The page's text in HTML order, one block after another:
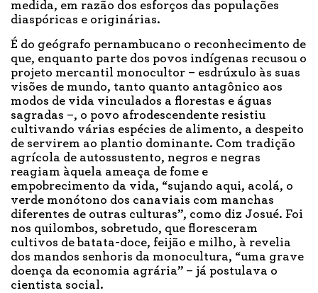
medida, em razão dos esforços das populações
diaspóricas e originárias.
É do geógrafo pernambucano o reconhecimento de
que, enquanto parte dos povos indígenas recusou o
projeto mercantil monocultor – esdrúxulo às suas
visões de mundo, tanto quanto antagônico aos
modos de vida vinculados a florestas e águas
sagradas –, o povo afrodescendente resistiu
cultivando várias espécies de alimento, a despeito
de servirem ao plantio dominante. Com tradição
agrícola de autossustento, negros e negras
reagiam àquela ameaça de fome e
empobrecimento da vida, “sujando aqui, acolá, o
verde monótono dos canaviais com manchas
diferentes de outras culturas”, como diz Josué. Foi
nos quilombos, sobretudo, que floresceram
cultivos de batata-doce, feijão e milho, à revelia
dos mandos senhoris da monocultura, “uma grave
doença da economia agrária” – já postulava o
cientista social.